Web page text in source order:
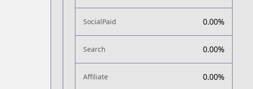
SocialPaid 0.00%
Search 0.00%
Affiliate 0.00%